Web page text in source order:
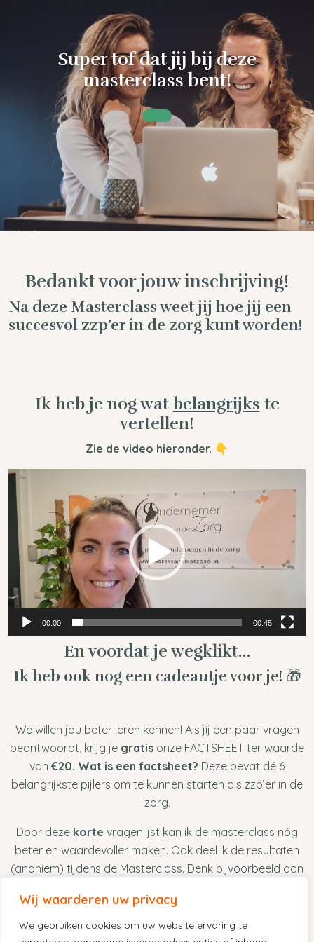
Wij waarderen uw privacy
We gebruiken cookies om uw website ervaring te
Super tof dat jij bij deze
masterclass bent!
Bedankt voor jouw inschrijving!
Na deze Masterclass weet jij hoe jij een
succesvol zzp’er in de zorg kunt worden!
Ik heb je nog wat belangrijks te
vertellen!
Zie de video hieronder. 👇
00:00 00:45
En voordat je wegklikt…
Ik heb ook nog een cadeautje voor je! 🎁
We willen jou beter leren kennen! Als jij een paar vragen
beantwoordt, krijg je gratis onze FACTSHEET ter waarde
van €20. Wat is een factsheet? Deze bevat dé 6
belangrijkste pijlers om te kunnen starten als zzp’er in de
zorg.
Door deze korte vragenlijst kan ik de masterclass nóg
beter en waardevoller maken. Ook deel ik de resultaten
(anoniem) tijdens de Masterclass. Denk bijvoorbeeld aan
Vul in en krijg gratis onze FACTSHEET